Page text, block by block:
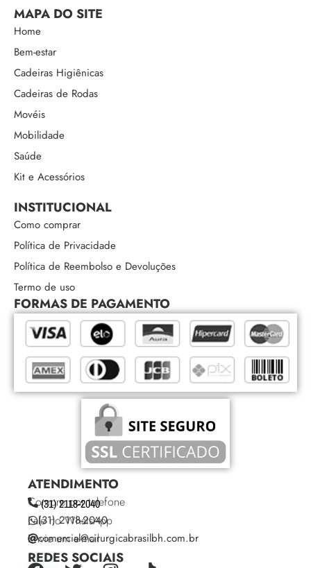
MAPA DO SITE
Home
Bem-estar
Cadeiras Higiênicas
Cadeiras de Rodas
Movéis
Mobilidade
Saúde
Kit e Acessórios
INSTITUCIONAL
Como comprar
Política de Privacidade
Política de Reembolso e Devoluções
Termo de uso
FORMAS DE PAGAMENTO
ATENDIMENTO
Compre por telefone
(31) 2118-2040
Fale no WhatsApp
(31) 2118-2040
Envie um e-mail
comercial@cirurgicabrasilbh.com.br
REDES SOCIAIS